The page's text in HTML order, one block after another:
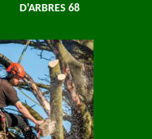
D'ARBRES 68